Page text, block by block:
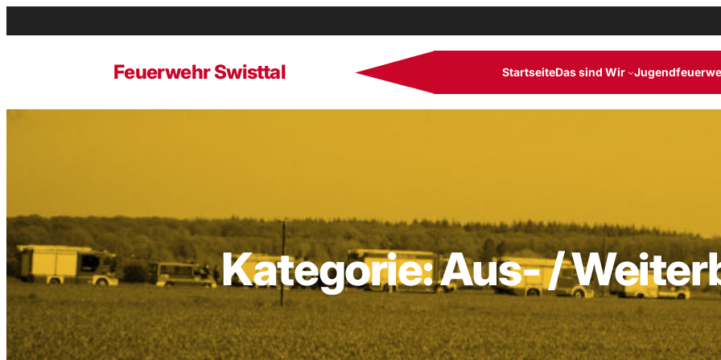
Inhalt
Feuerwehr Swisttal StartseiteDas sind Wir
Kategorie:Aus- /